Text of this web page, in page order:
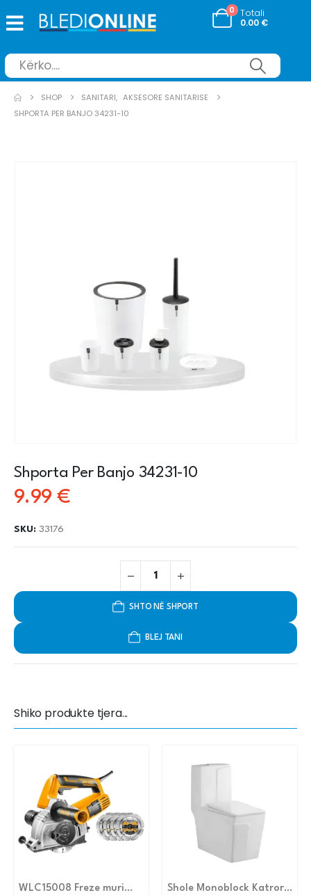
0 Totali
0.00 €
SHOP SANITARI, AKSESORE SANITARISE
SHPORTA PER BANJO 34231-10
Shporta Per Banjo 34231-10
9.99€
SKU: 33176
SHTO NË SHPORT
BLEJ TANI
Shiko produkte tjera...
WLC15008 Freze muri
Shole Monoblock Katrore